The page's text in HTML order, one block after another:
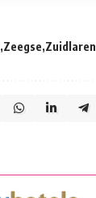
Zeegse Zuidlaren